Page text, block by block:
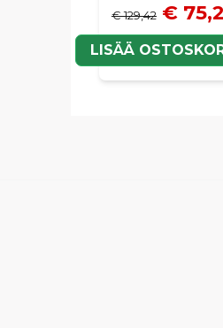
€ 129,42 € 75,2
LISÄÄ